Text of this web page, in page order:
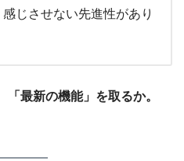
じさせない先進性があり
「最新の機能」を取るか。